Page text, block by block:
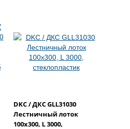
DKC / ДКС GLL31030
Лестничный лоток
100х300, L 3000,